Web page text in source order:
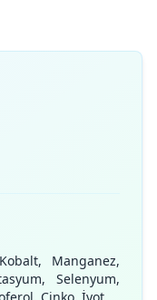
Manganez,
Selenyum,